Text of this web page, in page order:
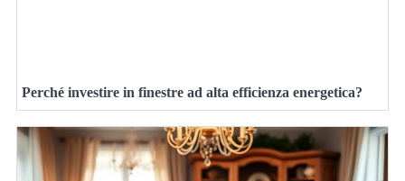
Perché investire in finestre ad alta efficienza energetica?